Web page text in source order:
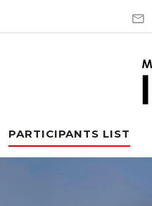
PARTICIPANTS LIST